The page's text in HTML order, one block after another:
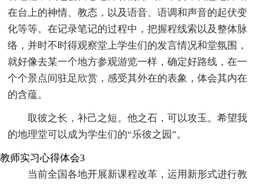
在台上的神情、教态，以及语音、语调和声音的起伏变
化等等。在记录笔记的过程中，把握程线索以及整体脉
络，并时不时得观察堂上学生们的发言情况和堂氛围，
就好像去某一个地方参观游览一样，确定好路线，在一
个个景点间驻足欣赏，感受其外在的表象，体会其内在
的含蕴。
取彼之长，补己之短。他之石，可以攻玉。希望我
的地理堂可以成为学生们的“乐彼之园”。
教师实习心得体会3
当前全国各地开展新课程改革，运用新形式进行教